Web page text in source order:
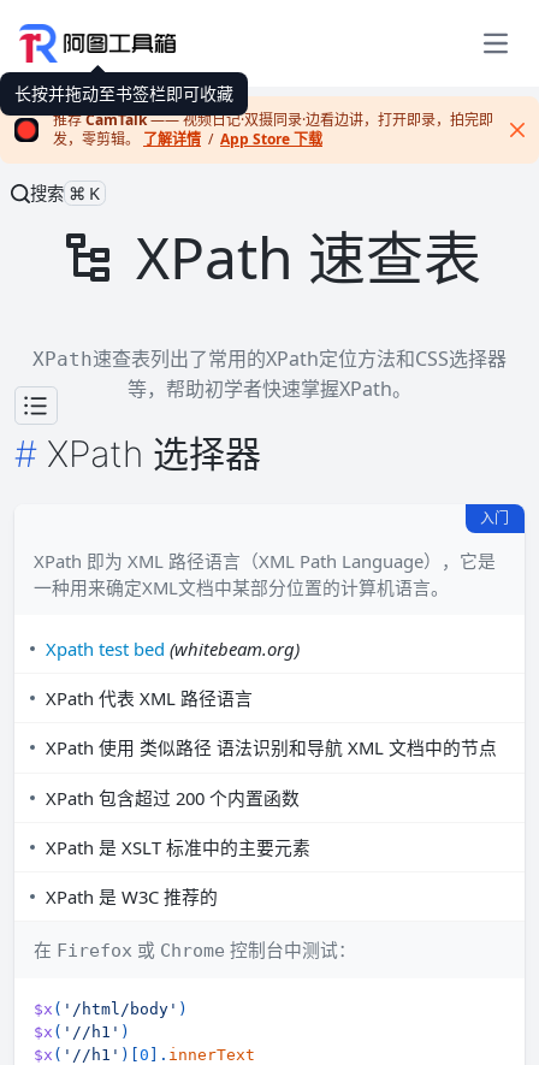
展开
长按并拖动至书签栏即可收藏
推荐CamTalk—— 视频日记·双摄同录·边看边讲，打开即录，拍完即
发，零剪辑。 了解详情 / App Store 下载
搜索 ⌘K
XPath 速查表
XPath速查表列出了常用的XPath定位方法和CSS选择器
等，帮助初学者快速掌握XPath。
XPath 选择器
入门
XPath 即为 XML 路径语言（XML Path Language），它是
一种用来确定XML文档中某部分位置的计算机语言。
Xpath test bed (whitebeam.org)
XPath 代表 XML 路径语言
XPath 使用 类似路径 语法识别和导航 XML 文档中的节点
XPath 包含超过 200 个内置函数
XPath 是 XSLT 标准中的主要元素
XPath 是 W3C 推荐的
在 Firefox 或 Chrome 控制台中测试：
$x ( '/html/body' )
$x ( '//h1' )
$x ( '//h1' ) 0 . innerText